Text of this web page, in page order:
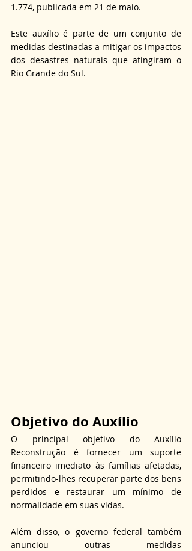
1.774, publicada em 21 de maio.
Este auxílio é parte de um conjunto de
medidas destinadas a mitigar os impactos
dos desastres naturais que atingiram o
Rio Grande do Sul.
Objetivo do Auxílio
O principal objetivo do Auxílio
Reconstrução é fornecer um suporte
financeiro imediato às famílias afetadas,
permitindo-lhes recuperar parte dos bens
perdidos e restaurar um mínimo de
normalidade em suas vidas.
Além disso, o governo federal também
anunciou outras medidas